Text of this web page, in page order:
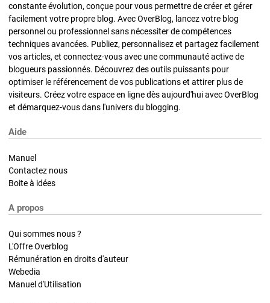
constante évolution, conçue pour vous permettre de créer et gérer
facilement votre propre blog. Avec OverBlog, lancez votre blog
personnel ou professionnel sans nécessiter de compétences
techniques avancées. Publiez, personnalisez et partagez facilement
vos articles, et connectez-vous avec une communauté active de
blogueurs passionnés. Découvrez des outils puissants pour
optimiser le référencement de vos publications et attirer plus de
visiteurs. Créez votre espace en ligne dès aujourd'hui avec OverBlog
et démarquez-vous dans l'univers du blogging.
Aide
Manuel
Contactez nous
Boite à idées
A propos
Qui sommes nous ?
L'Offre Overblog
Rémunération en droits d'auteur
Webedia
Manuel d'Utilisation